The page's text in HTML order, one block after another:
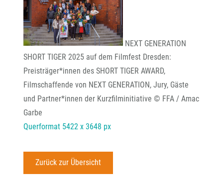
NEXT GENERATION
SHORT TIGER 2025 auf dem Filmfest Dresden:
Preisträger*innen des SHORT TIGER AWARD,
Filmschaffende von NEXT GENERATION, Jury, Gäste
und Partner*innen der Kurzfilminitiative © FFA / Amac
Garbe
Querformat 5422 x 3648 px
Zurück zur Übersicht